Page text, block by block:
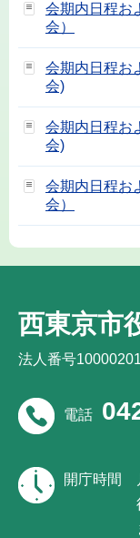
会期内日程お
会）
会期内日程お
会)
会期内日程お
会)
会期内日程お
会）
西東京市
法人番号
電話
開庁時間